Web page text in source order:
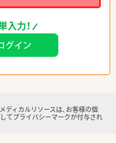
入力！
ディカルリソースは、お客様の個
てプライバシーマークが付与され